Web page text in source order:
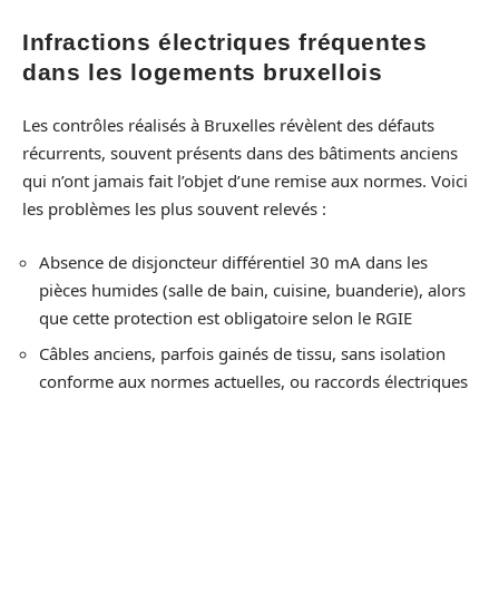
Infractions électriques fréquentes
dans les logements bruxellois
Les contrôles réalisés à Bruxelles révèlent des défauts
récurrents, souvent présents dans des bâtiments anciens
qui n’ont jamais fait l’objet d’une remise aux normes. Voici
les problèmes les plus souvent relevés :
Absence de disjoncteur différentiel 30 mA dans les
pièces humides (salle de bain, cuisine, buanderie), alors
que cette protection est obligatoire selon le RGIE
Câbles anciens, parfois gainés de tissu, sans isolation
conforme aux normes actuelles, ou raccords électriques